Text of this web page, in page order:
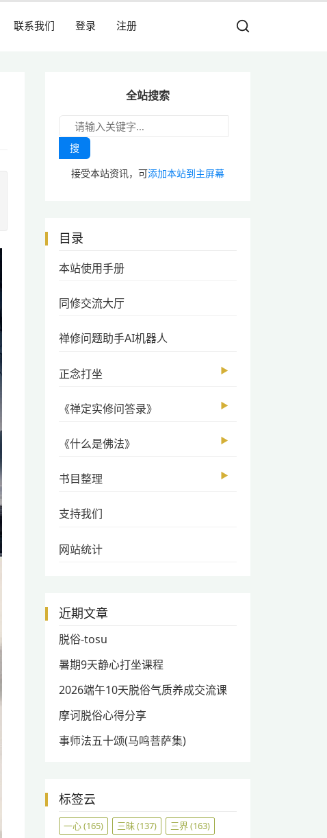
联系我们 登录 注册
全站搜索
搜
接受本站资讯，可添加本站到主屏幕
目录
本站使用手册
同修交流大厅
禅修问题助手AI机器人
正念打坐 ▶
《禅定实修问答录》 ▶
《什么是佛法》 ▶
书目整理 ▶
支持我们
网站统计
近期文章
脱俗-tosu
暑期9天静心打坐课程
2026端午10天脱俗气质养成交流课
摩诃脱俗心得分享
事师法五十颂(马鸣菩萨集)
标签云
一心(165) 三昧(137) 三界(163)